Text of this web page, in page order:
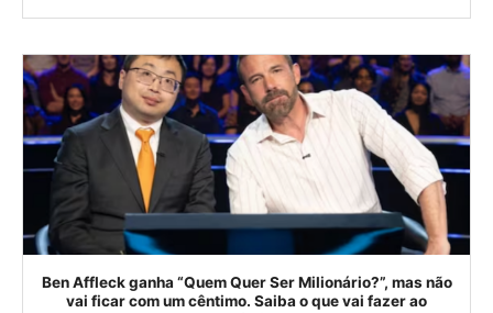
Ben Affleck ganha “Quem Quer Ser Milionário?”, mas não
vai ficar com um cêntimo. Saiba o que vai fazer ao